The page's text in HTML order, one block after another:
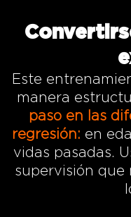
Este
manera
paso en las
regresión: en
vidas pasadas.
supervisión que